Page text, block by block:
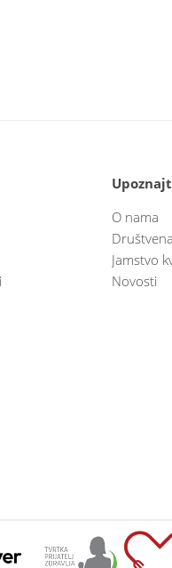
O nama
Jamstvo
Novosti